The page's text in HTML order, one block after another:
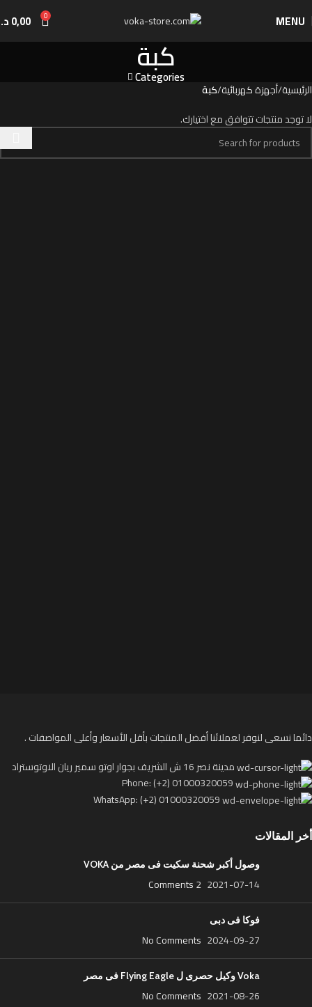
MENU
0
0,00
كبة
Categories
الرئيسية أجهزة كهربائية كبة
لا توجد منتجات تتوافق مع اختيارك.
دائما نسعى لنوفر لعملائنا أفضل المنتجات بأقل الأسعار وأعلى المواصفات .
مدينة نصر 16 ش الشريف بجوار اوتو سمير ريان الاوتوستراد
Phone: (+2) 01000320059
WhatsApp: (+2) 01000320059
أخر المقالات
وصول أكبر شحنة سكيت فى مصر من VOKA
2021-07-14
2 Comments
فوكا فى دبى
2024-09-27
No Comments
Voka وكيل حصرى ل Flying Eagle فى مصر
2021-08-26
No Comments